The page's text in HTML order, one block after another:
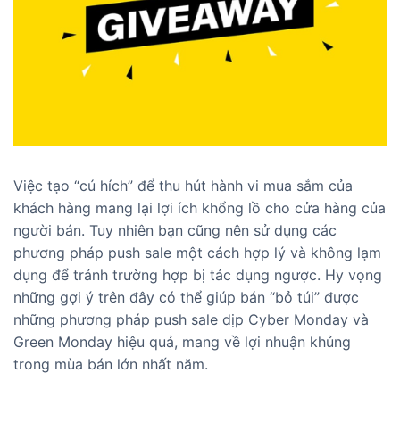
Việc tạo “cú hích” để thu hút hành vi mua sắm của
khách hàng mang lại lợi ích khổng lồ cho cửa hàng của
người bán. Tuy nhiên bạn cũng nên sử dụng các
phương pháp push sale một cách hợp lý và không lạm
dụng để tránh trường hợp bị tác dụng ngược. Hy vọng
những gợi ý trên đây có thể giúp bán “bỏ túi” được
những phương pháp push sale dịp Cyber Monday và
Green Monday hiệu quả, mang về lợi nhuận khủng
trong mùa bán lớn nhất năm.